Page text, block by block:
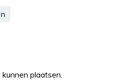
plaatsen.